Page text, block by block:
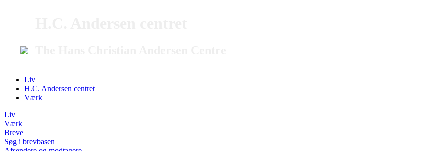
Liv
H.C. Andersen centret
Værk
Liv
Værk
Breve
Søg i brevbasen